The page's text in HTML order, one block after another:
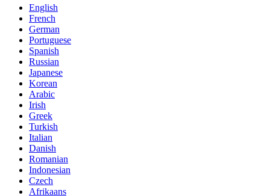
English
French
German
Portuguese
Spanish
Russian
Japanese
Korean
Arabic
Irish
Greek
Turkish
Italian
Danish
Romanian
Indonesian
Czech
Afrikaans